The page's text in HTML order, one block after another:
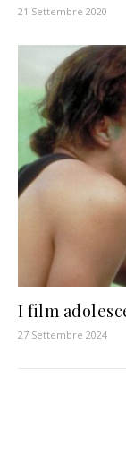
21 Settembre 2020
I film
27 Settembre 2024